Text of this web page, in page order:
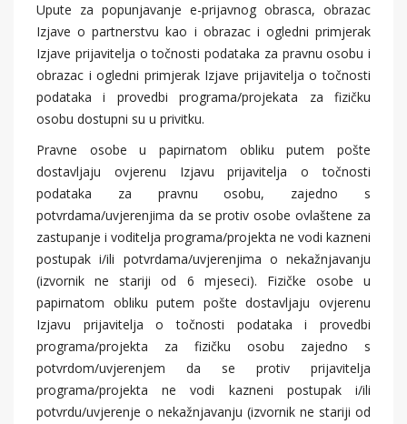
Upute za popunjavanje e-prijavnog obrasca, obrazac
Izjave o partnerstvu kao i obrazac i ogledni primjerak
Izjave prijavitelja o točnosti podataka za pravnu osobu i
obrazac i ogledni primjerak Izjave prijavitelja o točnosti
podataka i provedbi programa/projekata za fizičku
osobu dostupni su u privitku.
Pravne osobe u papirnatom obliku putem pošte
dostavljaju ovjerenu Izjavu prijavitelja o točnosti
podataka za pravnu osobu, zajedno s
potvrdama/uvjerenjima da se protiv osobe ovlaštene za
zastupanje i voditelja programa/projekta ne vodi kazneni
postupak i/ili potvrdama/uvjerenjima o nekažnjavanju
(izvornik ne stariji od 6 mjeseci). Fizičke osobe u
papirnatom obliku putem pošte dostavljaju ovjerenu
Izjavu prijavitelja o točnosti podataka i provedbi
programa/projekta za fizičku osobu zajedno s
potvrdom/uvjerenjem da se protiv prijavitelja
programa/projekta ne vodi kazneni postupak i/ili
potvrdu/uvjerenje o nekažnjavanju (izvornik ne stariji od